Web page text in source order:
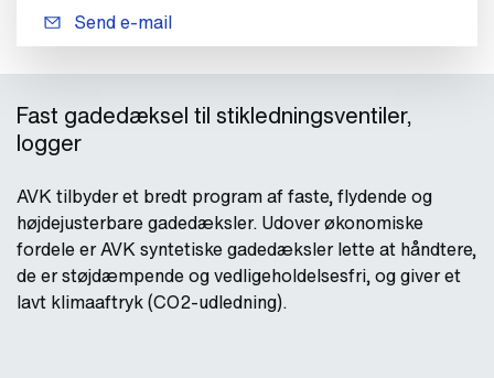
Send e-mail
Fast gadedæksel til stikledningsventiler,
logger
AVK tilbyder et bredt program af faste, flydende og
højdejusterbare gadedæksler. Udover økonomiske
fordele er AVK syntetiske gadedæksler lette at håndtere,
de er støjdæmpende og vedligeholdelsesfri, og giver et
lavt klimaaftryk (CO2-udledning).